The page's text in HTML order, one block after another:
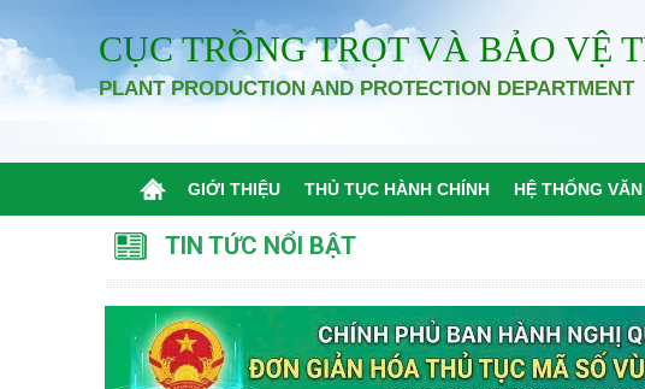
CỤC TRỒNG TRỌT VÀ BẢO VỆ
PLANT PRODUCTION AND PROTECTION DEPARTMENT
GIỚI THIỆU THỦ TỤC HÀNH CHÍNH HỆ THỐNG
TIN TỨC NỔI BẬT